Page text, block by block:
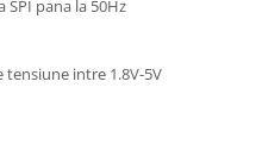
pana la 50Hz
tensiune intre 1.8V-5V